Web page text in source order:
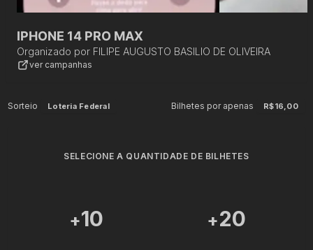
IPHONE 14 PRO MAX
Organizado por FILIPE AUGUSTO BASILIO DE OLIVEIRA
ver campanhas
Sorteio Loteria Federal Bilhetes por apenas R$16,00
SELECIONE A QUANTIDADE DE BILHETES
+10 +20